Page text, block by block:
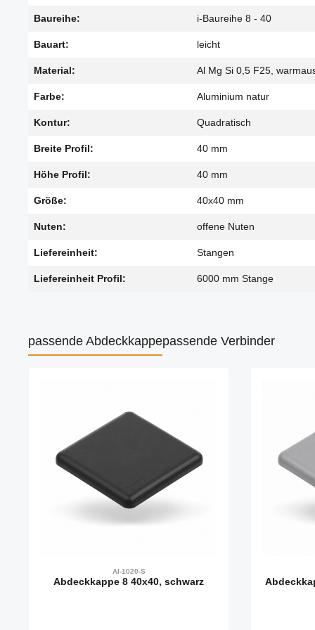
Baureihe: i-Baureihe 8 - 40
Bauart: leicht
Material: Al Mg Si 0,5 F25,
Farbe: Aluminium natur
Kontur: Quadratisch
Breite Profil: 40 mm
Höhe Profil: 40 mm
Größe: 40x40 mm
Nuten: offene Nuten
Liefereinheit: Stangen
Liefereinheit Profil: 6000 mm Stange
passende Abdeckkappepassende Verbinder
AI-1020-S
Abdeckkappe 8 40x40, schwarz